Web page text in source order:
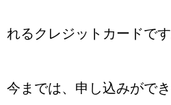
れるクレジットカードです
今までは、申し込みがで